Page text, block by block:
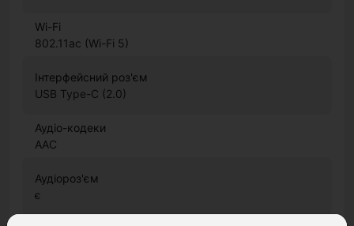
Wi-Fi
802.11ac (Wi-Fi 5)
Інтерфейсний роз'єм
USB Type-C (2.0)
Аудіо-кодеки
AAC
Аудіороз'єм
є